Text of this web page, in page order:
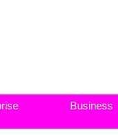
Business